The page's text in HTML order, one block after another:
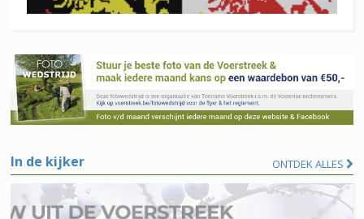
In de kijker ONTDEK ALLES